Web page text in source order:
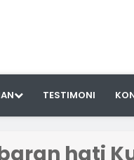
TESTIMONI
hati